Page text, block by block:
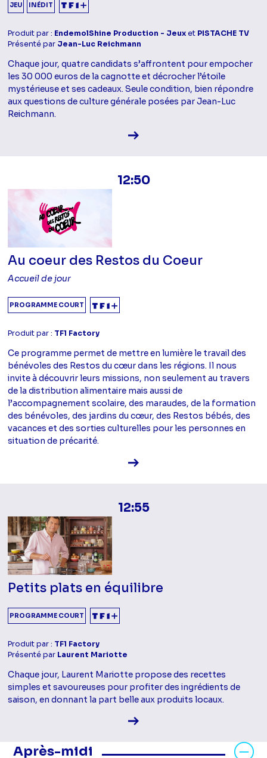
JEU INÉDIT
Produit par : EndemolShine Production - Jeuxet PISTACHE TV
Présenté par Jean-Luc Reichmann
Chaque jour, quatre candidats s’affrontent pour empocher
les 30 000 euros de la cagnotte et décrocher l’étoile
mystérieuse et ses cadeaux. Seule condition, bien répondre
aux questions de culture générale posées par Jean-Luc
Reichmann.
Voir la fiche diffusion
12:50
Au coeur des Restos du Coeur
Accueil de jour
PROGRAMME COURT
Produit par : TF1 Factory
Ce programme permet de mettre en lumière le travail des
bénévoles des Restos du cœur dans les régions. Il nous
invite à découvrir leurs missions, non seulement au travers
de la distribution alimentaire mais aussi de
l’accompagnement scolaire, des maraudes, de la formation
des bénévoles, des jardins du cœur, des Restos bébés, des
vacances et des sorties culturelles pour les personnes en
situation de précarité.
Voir la fiche diffusion
12:55
Petits plats en équilibre
PROGRAMME COURT
Produit par : TF1 Factory
Présenté par Laurent Mariotte
Chaque jour, Laurent Mariotte propose des recettes
simples et savoureuses pour profiter des ingrédients de
saison, en donnant la part belle aux produits locaux.
Voir la fiche diffusion
Après-midi
Masquer les programmes Après-